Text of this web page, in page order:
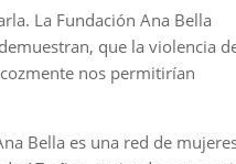
La Fundación Ana Bella
que la violencia
nos permitirían
Bella es una red de